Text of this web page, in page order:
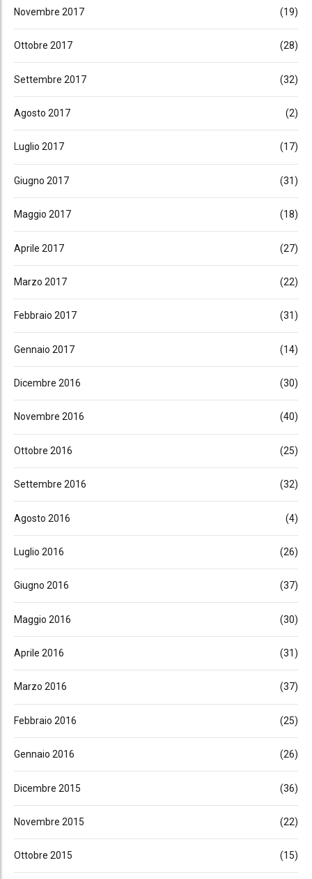
Novembre 2017 (19)
Ottobre 2017 (28)
Settembre 2017 (32)
Agosto 2017 (2)
Luglio 2017 (17)
Giugno 2017 (31)
Maggio 2017 (18)
Aprile 2017 (27)
Marzo 2017 (22)
Febbraio 2017 (31)
Gennaio 2017 (14)
Dicembre 2016 (30)
Novembre 2016 (40)
Ottobre 2016 (25)
Settembre 2016 (32)
Agosto 2016 (4)
Luglio 2016 (26)
Giugno 2016 (37)
Maggio 2016 (30)
Aprile 2016 (31)
Marzo 2016 (37)
Febbraio 2016 (25)
Gennaio 2016 (26)
Dicembre 2015 (36)
Novembre 2015 (22)
Ottobre 2015 (15)